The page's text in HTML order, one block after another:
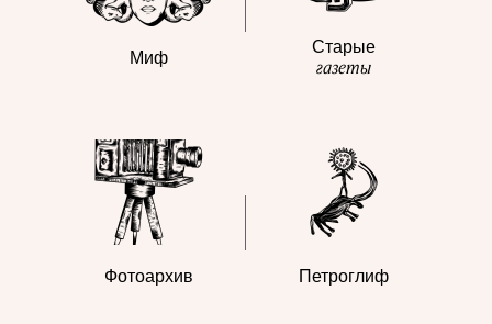
Миф
Старые
газеты
Фотоархив Петроглиф